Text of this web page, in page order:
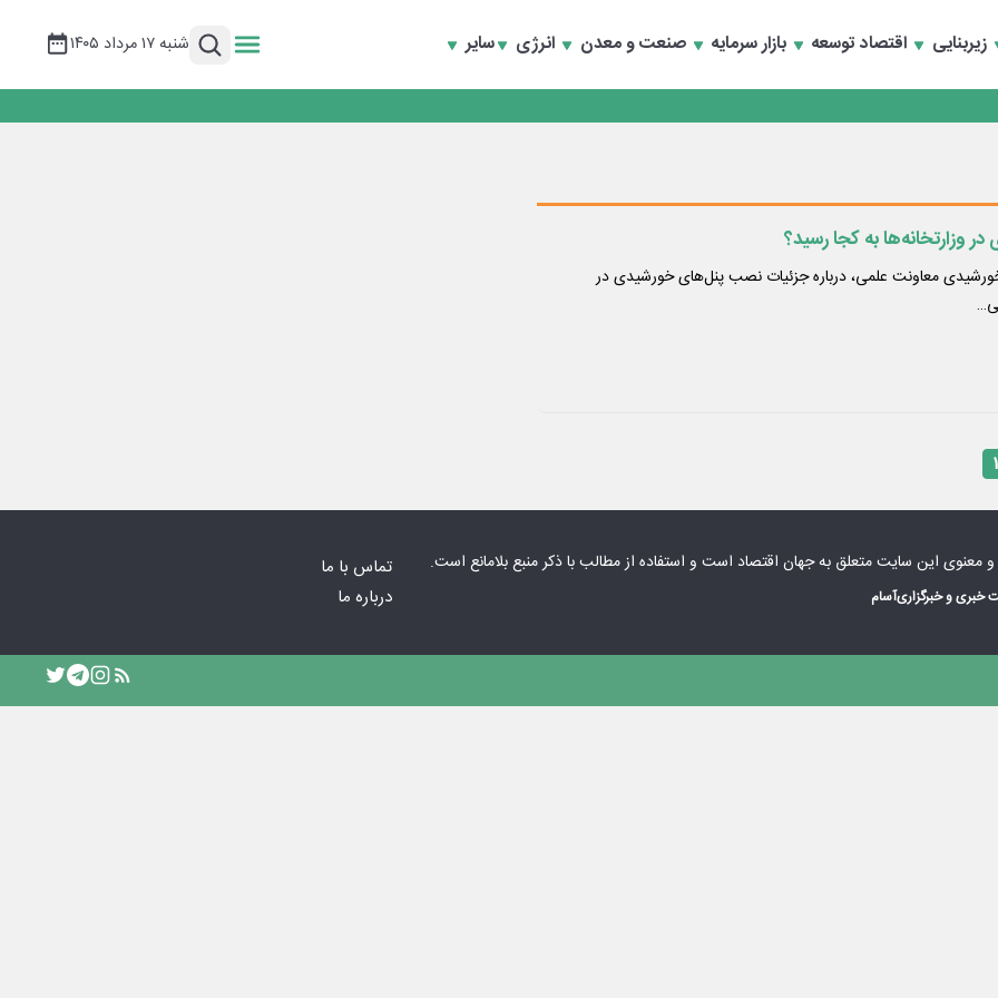
زیربنایی اقتصاد توسعه بازار سرمایه صنعت و معدن انرژی سایر شنبه ۱۷ مرداد ۱۴۰۵
مالی
تجارت و همگرایی منطقه‌ای
مالی
به کجا رسید؟
خورشیدی معاونت علمی، درباره جزئیات نصب پنل‌های خورشیدی در
۱
معنوی این سایت متعلق بهجهان اقتصاد است و استفاده از مطالب با ذکر منبع بلامانع است.
خبری و خبرگزاریآسام
تماس با ما
درباره ما